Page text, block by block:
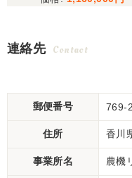
連絡先 Contact
郵便番号 769-
住所 香川
事業所名 農機